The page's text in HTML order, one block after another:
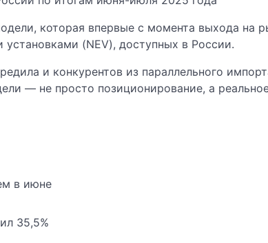
которая впервые с момента выхода на
(NEV), доступных в России.
и конкурентов из параллельного
— не просто позиционирование, а
в июне
35,5%